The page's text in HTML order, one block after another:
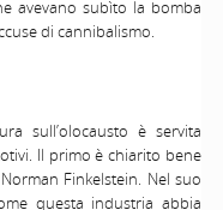
avevano subìto la bomba
di cannibalismo.
sull’olocausto è servita
Il primo è chiarito bene
Finkelstein. Nel suo
questa industria abbia